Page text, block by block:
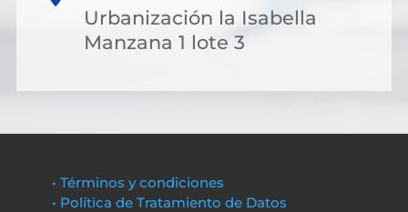
Urbanización la Isabella
Manzana 1 lote 3
• Términos y condiciones
• Política de Tratamiento de Datos